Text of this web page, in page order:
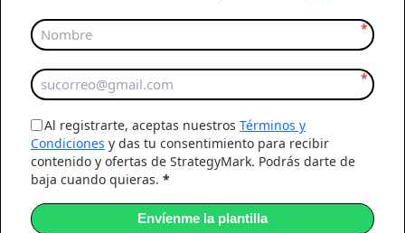
*
*
Al registrarte, aceptas nuestros Términos y
Condiciones y das tu consentimiento para recibir
contenido y ofertas de StrategyMark. Podrás darte de
baja cuando quieras. *
Envíenme la plantilla
Programa Carnaval de Arub
FECHAS CLAVE DEL CARNAVAL DE
ARUBA 2026
El Carnaval de Aruba se celebra durante enero,
febrero y marzo de 2025. A continuación, te